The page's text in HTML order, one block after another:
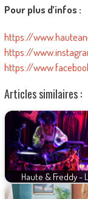
Pour plus d’infos :
https://
https://
https://
Articles similaires :
Haute & Freddy -